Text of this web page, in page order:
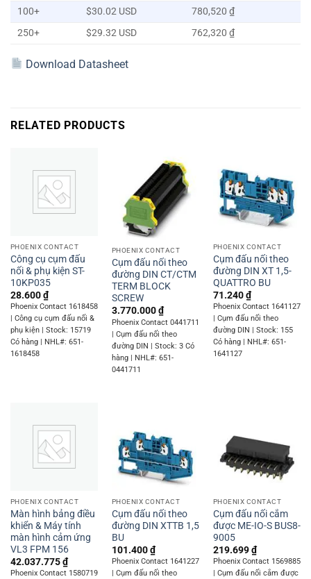
100+ $30.02 USD
780,520 ₫
250+
$29.32 USD 762,320 ₫
Download Datasheet
RELATED PRODUCTS
PHOENIX CONTACT
Công cụ cụm đấu
nối & phụ kiện ST-
10KP035
28.600₫
Phoenix Contact 1618458
| Công cụ cụm đấu nối &
phụ kiện | Stock: 15719
Có hàng | NHL#: 651-
1618458
PHOENIX CONTACT
Cụm đấu nối theo
đường DIN CT/CTM
TERM BLOCK
SCREW
3.770.000₫
Phoenix Contact 0441711
| Cụm đấu nối theo
đường DIN | Stock: 3 Có
hàng | NHL#: 651-
0441711
PHOENIX CONTACT
Cụm đấu nối theo
đường DIN XT 1,5-
QUATTRO BU
71.240₫
Phoenix Contact 1641127
| Cụm đấu nối theo
đường DIN | Stock: 155
Có hàng | NHL#: 651-
1641127
PHOENIX CONTACT
Màn hình bảng điều
khiển & Máy tính
màn hình cảm ứng
VL3 FPM 156
42.037.775₫
Phoenix Contact 1580719
PHOENIX CONTACT
Cụm đấu nối theo
đường DIN XTTB 1,5
BU
101.400₫
Phoenix Contact 1641227
| Cụm đấu nối theo
PHOENIX CONTACT
Cụm đấu nối cắm
được ME-IO-S BUS8-
9005
219.699₫
Phoenix Contact 1569885
| Cụm đấu nối cắm được